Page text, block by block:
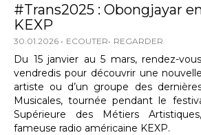
#Trans2025 : Obongjayar
KEXP
30.01.2026 ECOUTER REGARDER
Du 15 janvier au 5 mars, rendez-
vendredis pour découvrir une nouvelle
artiste ou d’un groupe des
Musicales, tournée pendant le
Supérieure des Métiers
fameuse radio américaine KEXP.